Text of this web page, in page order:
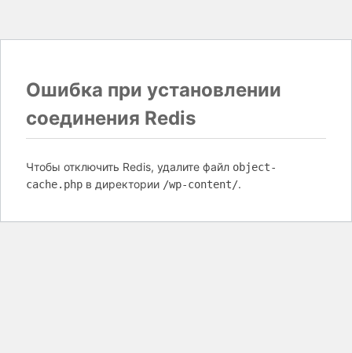
Ошибка при установлении
соединения Redis
Чтобы отключить Redis, удалите файл object-
cache.php в директории /wp-content/.